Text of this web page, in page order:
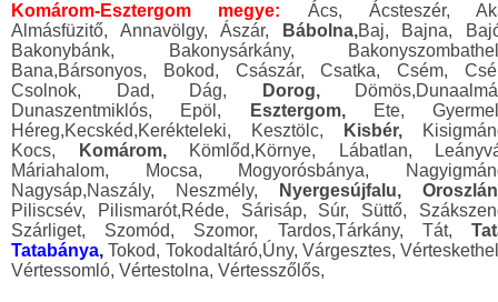
Komárom-Esztergom megye: Ács, Ácsteszér,
Almásfüzitő, Annavölgy, Ászár,
Bábolna,Baj, Bajna,
Bakonybánk, Bakonysárkány,
Bana,Bársonyos, Bokod, Császár, Csatka, Csém,
Csolnok, Dad, Dág,
Dorog,
Dunaszentmiklós, Epöl,
Esztergom,
Ete,
Héreg,Kecskéd,Kerékteleki, Kesztölc,
Kisbér,
Kocs,
Komárom,
Kömlőd,Környe, Lábatlan,
Máriahalom, Mocsa, Mogyorósbánya,
Nagysáp,Naszály, Neszmély,
Nyergesújfalu,
Piliscsév, Pilismarót,Réde, Sárisáp, Súr, Süttő,
Szárliget, Szomód, Szomor, Tardos,Tárkány, Tát,
Tatabánya,Tokod, Tokodaltáró,Úny, Várgesztes,
Vértessomló, Vértestolna, Vértesszőlős,